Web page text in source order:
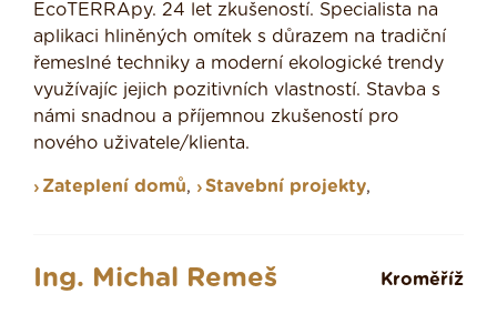
EcoTERRApy. 24 let zkušeností. Specialista na
aplikaci hliněných omítek s důrazem na tradiční
řemeslné techniky a moderní ekologické trendy
využívajíc jejich pozitivních vlastností. Stavba s
námi snadnou a příjemnou zkušeností pro
nového uživatele/klienta.
Zateplení domů, Stavební projekty,
Ing. Michal Remeš Kroměříž